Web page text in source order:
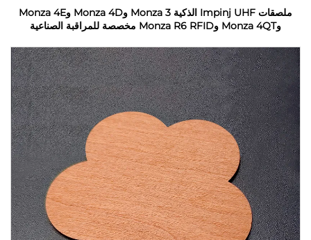
ملصقات Impinj UHF الذكية Monza 3 وMonza 4D وMonza 4E
وMonza 4QT وMonza R6 RFID مخصصة للمراقبة الصناعية